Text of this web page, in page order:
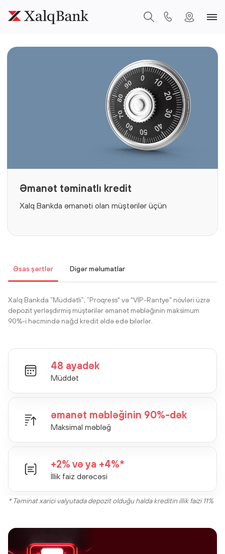
Əmanət təminatlı kredit
Xalq Bankda əmanəti olan müştərilər üçün
Əsas şərtlər Digər məlumatlar
Xalq Bankda “Müddətli”, “Proqress" və "VİP-Rantye" növləri üzrə
depozit yerləşdirmiş müştərilər əmanət məbləğinin maksimum
90%-i həcmində nağd kredit əldə edə bilərlər.
48 ayadək
Müddət
əmanət məbləğinin 90%-dək
Maksimal məbləğ
+2% və ya +4%*
İllik faiz dərəcəsi
* Təminat xarici valyutada depozit olduğu halda kreditin illik faizi 11%